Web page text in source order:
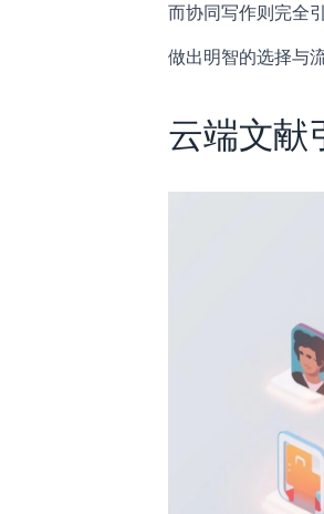
而协同写作则完全
做出明智的选择与
云端文献